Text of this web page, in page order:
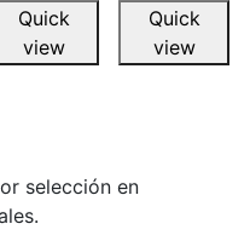
Quick
view
Quick
view
selección en